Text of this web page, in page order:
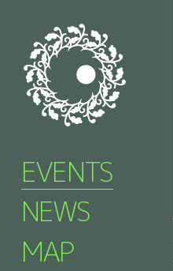
EVENTS
NEWS
MAP